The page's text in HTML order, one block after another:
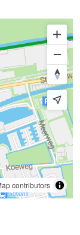
contributors